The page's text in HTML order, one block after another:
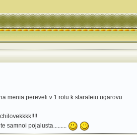
menia pereveli v 1 rotu k staraleiu ugarovu
samnoi pojalusta.........